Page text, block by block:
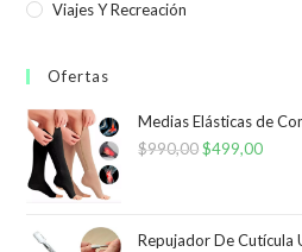
Viajes Y Recreación
Ofertas
Medias Elásticas de
$990,00El
era:
$499,00El
es:
Repujador De Cutícula